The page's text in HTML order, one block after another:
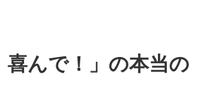
喜んで！」の本当の